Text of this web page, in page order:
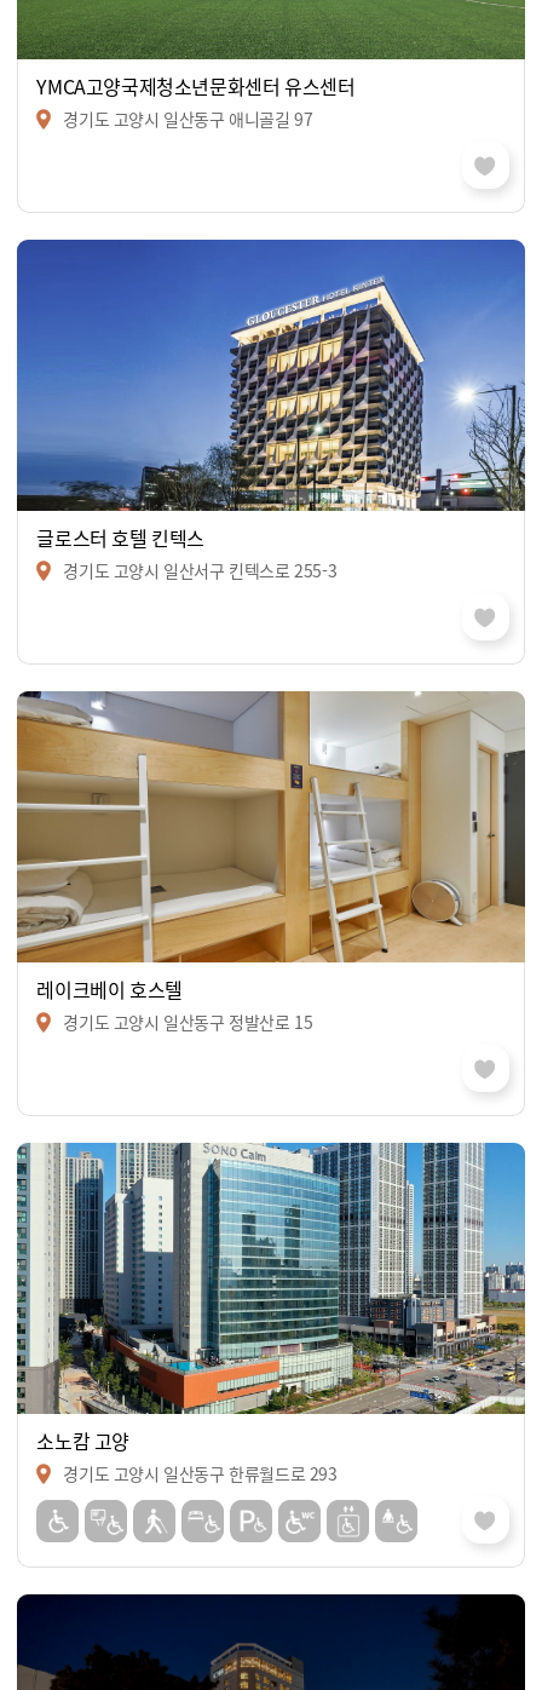
YMCA고양국제청소년문화센터 유스센터
경기도 고양시 일산동구 애니골길 97
글로스터 호텔 킨텍스
경기도 고양시 일산서구 킨텍스로 255-3
레이크베이 호스텔
경기도 고양시 일산동구 정발산로 15
소노캄 고양
경기도 고양시 일산동구 한류월드로 293